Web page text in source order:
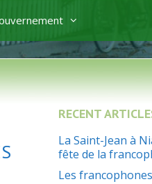
RECENT
La Saint-Jean à
fête de la
Les